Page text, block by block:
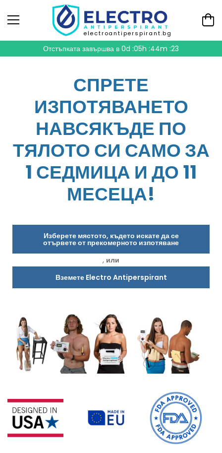
electroantiperspirant.bg
Отстъпката завършва в0d :05h :44m :21
СПРЕТЕ
ИЗПОТЯВАНЕТО
НАВСЯКЪДЕ ПО
ТЯЛОТО СИ САМО ЗА
1 СЕДМИЦА И ДО 11
МЕСЕЦА!
Изберете мястото, където искате да се
отървете от прекомерното изпотяване
, или
Вземете Electro Antiperspirant